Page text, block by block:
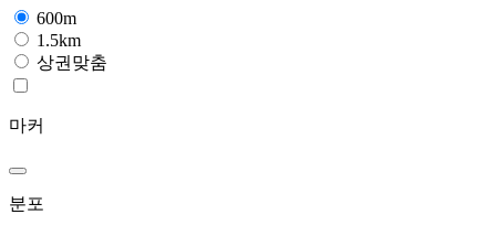
600m
1.5km
상권맞춤
마커
분포